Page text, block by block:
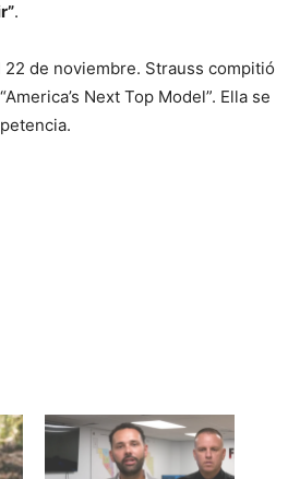
.
de noviembre. Strauss compitió
Next Top Model”. Ella se